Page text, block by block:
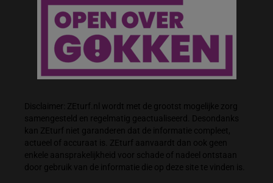
Disclaimer: ZEturf.nl wordt met de grootst mogelijke zorg
samengesteld en regelmatig geactualiseerd. Desondanks
kan ZEturf niet garanderen dat de informatie compleet,
actueel of accuraat is. ZEturf aanvaardt dan ook geen
enkele aansprakelijkheid voor schade of nadeel ontstaan
door gebruik van de informatie die op deze site te vinden is.